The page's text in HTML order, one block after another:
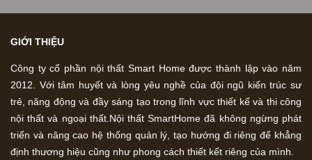
GIỚI THIỆU
Công ty cổ phần nội thất Smart Home được thành lập vào năm
2012. Với tâm huyết và lòng yêu nghề của đội ngũ kiến trúc sư
trẻ, năng động và đầy sáng tạo trong lĩnh vực thiết kế và thi công
nội thất và ngoại thất.Nội thất SmartHome đã không ngừng phát
triển và nâng cao hệ thống quản lý, tạo hướng đi riêng để khẳng
định thương hiệu cũng như phong cách thiết kết riêng của mình.